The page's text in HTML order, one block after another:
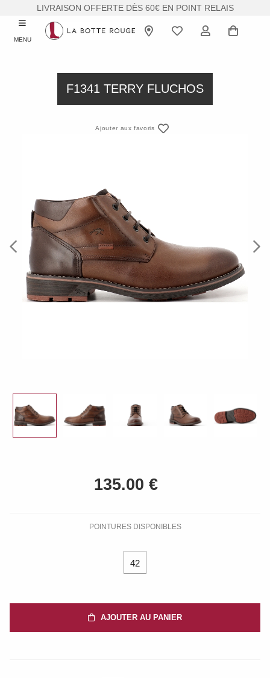
LIVRAISON OFFERTE DÈS 60€ EN POINT RELAIS
MENU
F1341 TERRY FLUCHOS
Ajouter aux favoris
POINTURES DISPONIBLES
42
AJOUTER AU PANIER